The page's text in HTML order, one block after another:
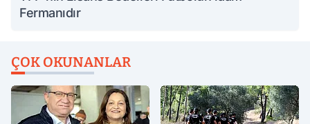
Fermanıdır
ÇOK OKUNANLAR